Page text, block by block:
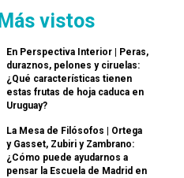
Más vistos
En Perspectiva Interior | Peras,
duraznos, pelones y ciruelas:
¿Qué características tienen
estas frutas de hoja caduca en
Uruguay?
La Mesa de Filósofos | Ortega
y Gasset, Zubiri y Zambrano:
¿Cómo puede ayudarnos a
pensar la Escuela de Madrid en